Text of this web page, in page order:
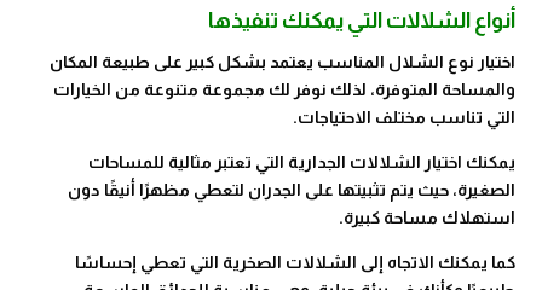
أنواع الشلالات التي يمكنك تنفيذها
اختيار نوع الشلال المناسب يعتمد بشكل كبير على طبيعة المكان
والمساحة المتوفرة، لذلك نوفر لك مجموعة متنوعة من الخيارات
التي تناسب مختلف الاحتياجات.
يمكنك اختيار الشلالات الجدارية التي تعتبر مثالية للمساحات
الصغيرة، حيث يتم تثبيتها على الجدران لتعطي مظهرًا أنيقًا دون
استهلاك مساحة كبيرة.
كما يمكنك الاتجاه إلى الشلالات الصخرية التي تعطي إحساسًا